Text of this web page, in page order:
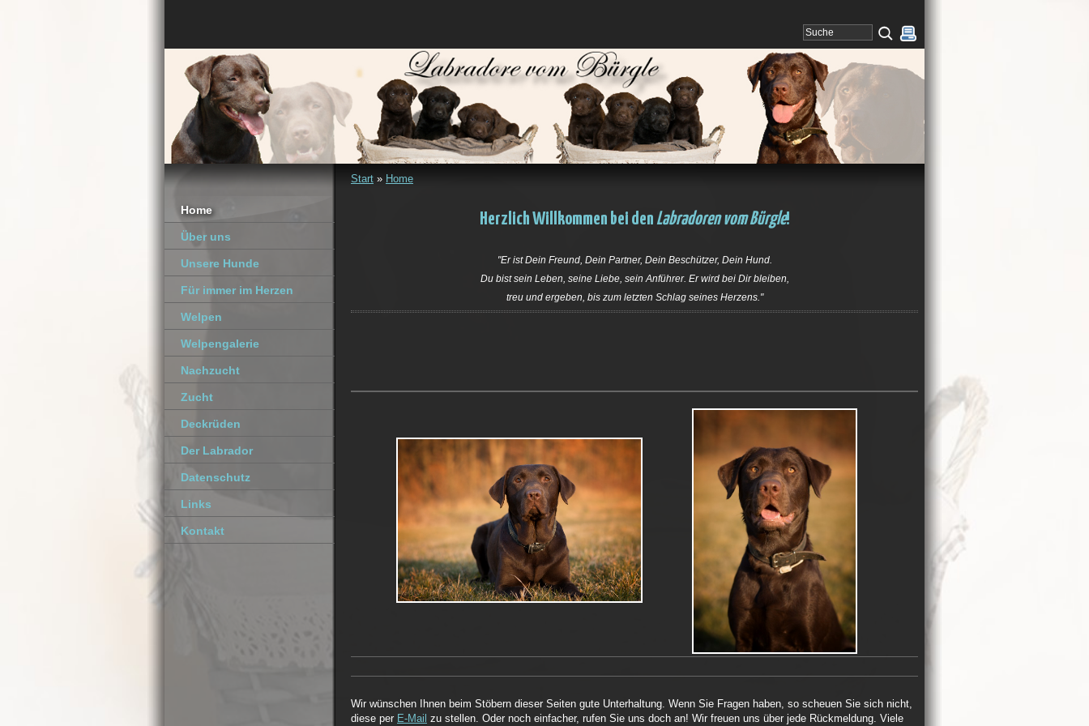
Start » Home
Home
Über uns
Unsere Hunde
Für immer im Herzen
Welpen
Welpengalerie
Nachzucht
Zucht
Deckrüden
Der Labrador
Datenschutz
Links
Kontakt
Herzlich Willkommen bei denLabradoren vom Bürgle!
"Er ist Dein Freund, Dein Partner, Dein Beschützer, Dein Hund.
Du bist sein Leben, seine Liebe, sein Anführer. Er wird bei Dir bleiben,
treu und ergeben, bis zum letzten Schlag seines Herzens."
Wir wünschen Ihnen beim Stöbern dieser Seiten gute Unterhaltung. Wenn Sie Fragen haben, so scheuen Sie sich nicht,
diese per E-Mail zu stellen. Oder noch einfacher, rufen Sie uns doch an! Wir freuen uns über jede Rückmeldung. Viele